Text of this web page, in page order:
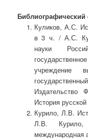
Библиографический
Куликов, А.С.
в 3 ч. / А.С.
науки
учреждение
История
Курило, Л.В.
Л.В.
международная